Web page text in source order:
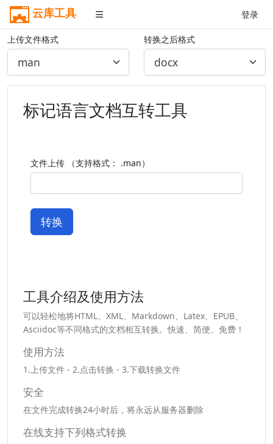
云库工具 登录
上传文件格式 转换之后格式
标记语言文档互转工具
文件上传 （支持格式： .man）
转换
工具介绍及使用方法
可以轻松地将HTML、XML、Markdown、Latex、EPUB、
Asciidoc等不同格式的文档相互转换。快速、简便、免费！
使用方法
1.上传文件 - 2.点击转换 - 3.下载转换文件
安全
在文件完成转换24小时后，将永远从服务器删除
在线支持下列格式转换